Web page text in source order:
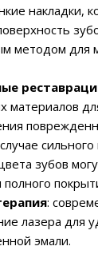
накладки,
методом для
материалов
зубов
полного
:
лазера для
эмали.